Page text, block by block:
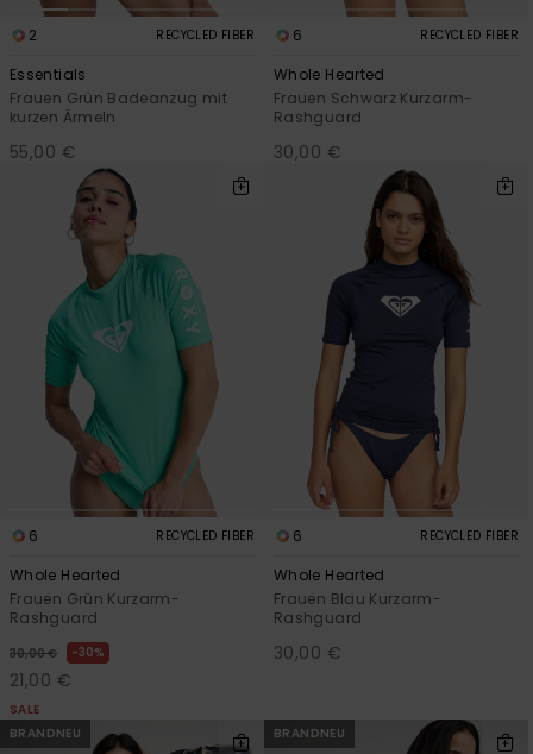
2 RECYCLED FIBER
Essentials
Frauen Grün Badeanzug mit
kurzen Ärmeln
55,00 €
6 RECYCLED FIBER
Whole Hearted
Frauen Schwarz Kurzarm-
Rashguard
30,00 €
6 RECYCLED FIBER
Whole Hearted
Frauen Grün Kurzarm-
Rashguard
30,00 € 30%
21,00 €
SALE
6 RECYCLED FIBER
Whole Hearted
Frauen Blau Kurzarm-
Rashguard
30,00 €
BRANDNEU BRANDNEU